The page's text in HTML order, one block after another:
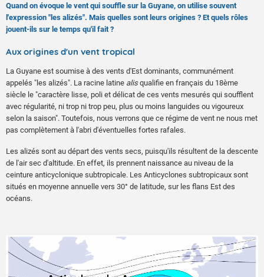
Quand on évoque le vent qui souffle sur la Guyane, on utilise souvent
l'expression "les alizés". Mais quelles sont leurs origines ? Et quels rôles
jouent-ils sur le temps qu'il fait ?
Aux origines d'un vent tropical
La Guyane est soumise à des vents d'Est dominants, communément
appelés "les alizés". La racine latine alisqualifie en français du 18ème
siècle le "caractère lisse, poli et délicat de ces vents mesurés qui soufflent
avec régularité, ni trop ni trop peu, plus ou moins languides ou vigoureux
selon la saison". Toutefois, nous verrons que ce régime de vent ne nous met
pas complètement à l'abri d'éventuelles fortes rafales.
Les alizés sont au départ des vents secs, puisqu'ils résultent de la descente
de l'air sec d'altitude. En effet, ils prennent naissance au niveau de la
ceinture anticyclonique subtropicale. Les Anticyclones subtropicaux sont
situés en moyenne annuelle vers 30° de latitude, sur les flans Est des
océans.